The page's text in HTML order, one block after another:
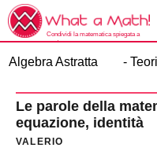
Skip
to
the
content
What a
Math!
Condividi la matematica spiegata a
modo tuo.
Algebra Astratta -
Le parole della
equazione, identità
VALERIO